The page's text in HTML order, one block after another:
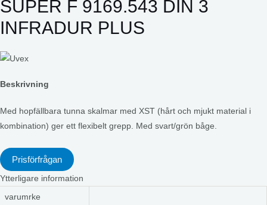
SUPER F 9169.543 DIN 3
INFRADUR PLUS
Beskrivning
Med hopfällbara tunna skalmar med XST (hårt och mjukt material i
kombination) ger ett flexibelt grepp. Med svart/grön båge.
Prisförfrågan
Ytterligare information
varumrke